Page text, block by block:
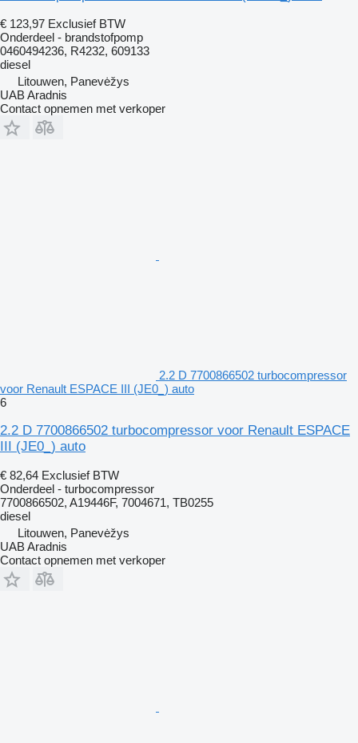
€ 123,97 Exclusief BTW
Onderdeel - brandstofpomp
0460494236, R4232, 609133
diesel
Litouwen, Panevėžys
UAB Aradnis
Contact opnemen met verkoper
2.2 D 7700866502 turbocompressor
voor Renault ESPACE III (JE0_) auto
6
2.2 D 7700866502 turbocompressor voor Renault ESPACE
III (JE0_) auto
€ 82,64 Exclusief BTW
Onderdeel - turbocompressor
7700866502, A19446F, 7004671, TB0255
diesel
Litouwen, Panevėžys
UAB Aradnis
Contact opnemen met verkoper